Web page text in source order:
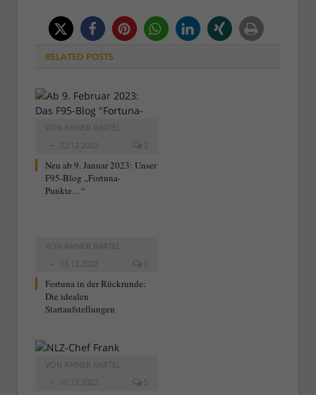
RELATED POSTS
VON RAINER BARTEL
22.12.2022
2
Neu ab 9. Januar 2023: Unser
F95-Blog „Fortuna-
Punkte…“
VON RAINER BARTEL
13.12.2022
0
Fortuna in der Rückrunde:
Die idealen
Startaufstellungen
VON RAINER BARTEL
10.12.2022
5